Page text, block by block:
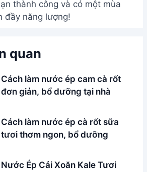
Cách làm nước ép cam cà rốt
Cách làm nước ép cà rốt sữa
lâu